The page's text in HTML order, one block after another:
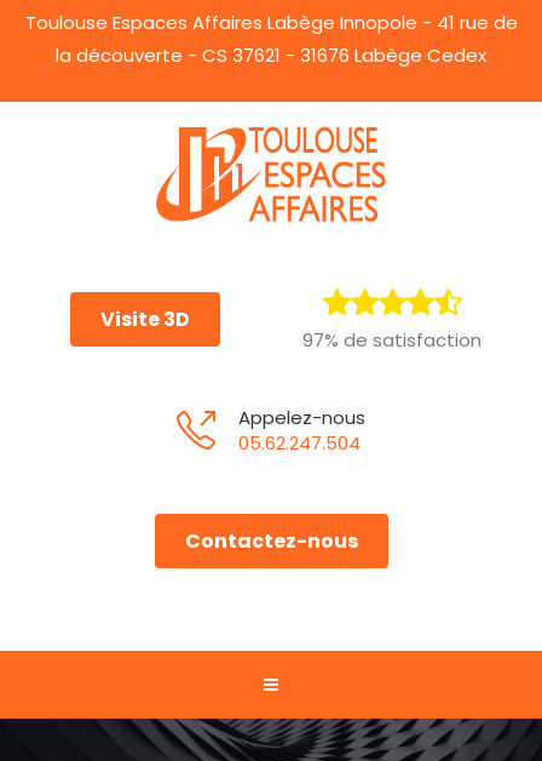
Toulouse Espaces Affaires Labège Innopole - 41 rue de
la découverte - CS 37621 - 31676 Labège Cedex
Visite 3D
97% de satisfaction
Appelez-nous
05.62.247.504
Contactez-nous